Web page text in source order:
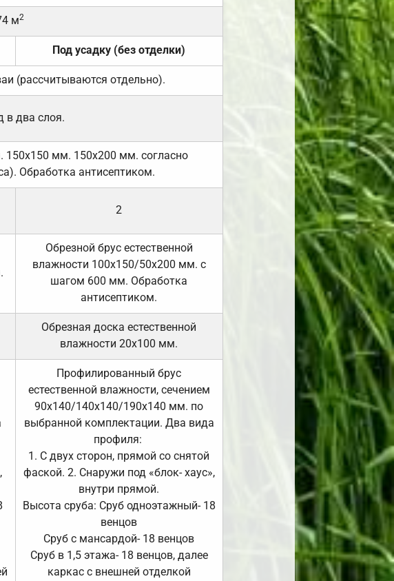
м2
Под усадку (без отделки)
(рассчитываются отдельно).
в два слоя.
150х150 мм. 150х200 мм. согласно
Обработка антисептиком.
2
Обрезной брус естественной
влажности 100х150/50х200 мм. с
шагом 600 мм. Обработка
антисептиком.
Обрезная доска естественной
влажности 20х100 мм.
Профилированный брус
естественной влажности, сечением
90х140/140х140/190х140 мм. по
выбранной комплектации. Два вида
профиля:
1. С двух сторон, прямой со снятой
фаской. 2. Снаружи под «блок- хаус»,
внутри прямой.
Высота сруба: Сруб одноэтажный- 18
венцов
Сруб с мансардой- 18 венцов
Сруб в 1,5 этажа- 18 венцов, далее
каркас с внешней отделкой